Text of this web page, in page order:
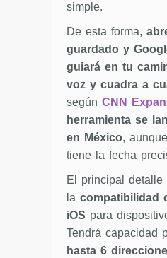
simple.
De esta forma,
guardado y
guiará en tu
voz y cuadra a
según CNN
herramienta se
en México,
tiene la fecha
El principal
la compatibilidad
iOS para
Tendrá capacidad
hasta 6